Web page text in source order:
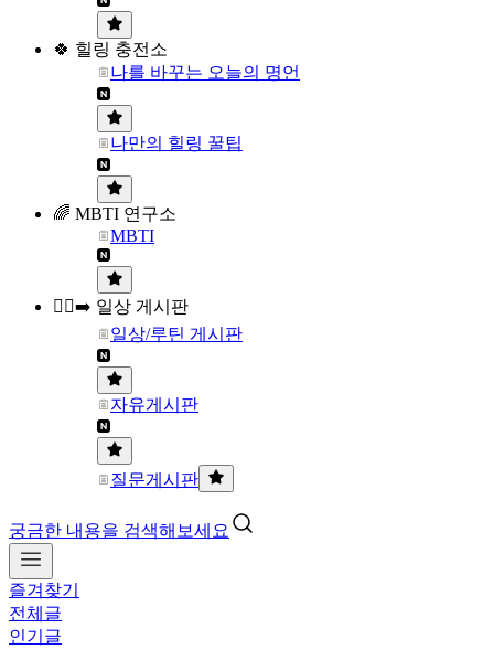
🍀 힐링 충전소
나를 바꾸는 오늘의 명언
나만의 힐링 꿀팁
🌈 MBTI 연구소
MBTI
🏃‍♀️‍➡️ 일상 게시판
일상/루틴 게시판
자유게시판
질문게시판
궁금한 내용을 검색해보세요
즐겨찾기
전체글
인기글